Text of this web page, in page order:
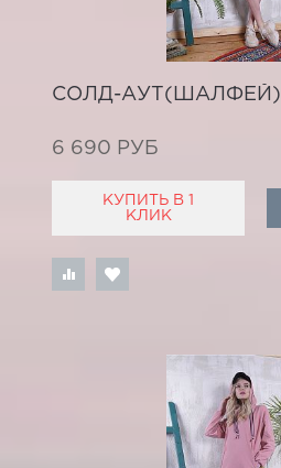
СОЛД-АУТ(ШАЛФЕЙ)
6 690 РУБ
КУПИТЬ В 1
КЛИК